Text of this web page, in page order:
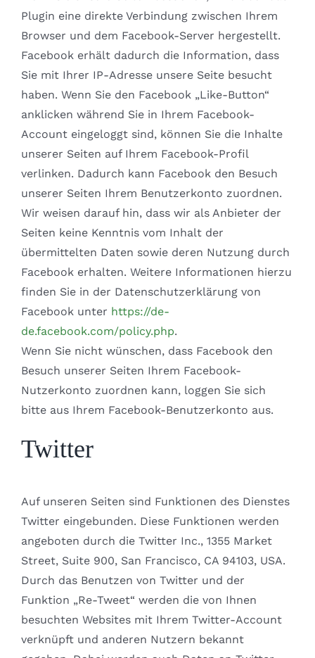
Plugin eine direkte Verbindung zwischen Ihrem
Browser und dem Facebook-Server hergestellt.
Facebook erhält dadurch die Information, dass
Sie mit Ihrer IP-Adresse unsere Seite besucht
haben. Wenn Sie den Facebook „Like-Button“
anklicken während Sie in Ihrem Facebook-
Account eingeloggt sind, können Sie die Inhalte
unserer Seiten auf Ihrem Facebook-Profil
verlinken. Dadurch kann Facebook den Besuch
unserer Seiten Ihrem Benutzerkonto zuordnen.
Wir weisen darauf hin, dass wir als Anbieter der
Seiten keine Kenntnis vom Inhalt der
übermittelten Daten sowie deren Nutzung durch
Facebook erhalten. Weitere Informationen hierzu
finden Sie in der Datenschutzerklärung von
Facebook unter https://de-
de.facebook.com/policy.php.
Wenn Sie nicht wünschen, dass Facebook den
Besuch unserer Seiten Ihrem Facebook-
Nutzerkonto zuordnen kann, loggen Sie sich
bitte aus Ihrem Facebook-Benutzerkonto aus.
Twitter
Auf unseren Seiten sind Funktionen des Dienstes
Twitter eingebunden. Diese Funktionen werden
angeboten durch die Twitter Inc., 1355 Market
Street, Suite 900, San Francisco, CA 94103, USA.
Durch das Benutzen von Twitter und der
Funktion „Re-Tweet“ werden die von Ihnen
besuchten Websites mit Ihrem Twitter-Account
verknüpft und anderen Nutzern bekannt